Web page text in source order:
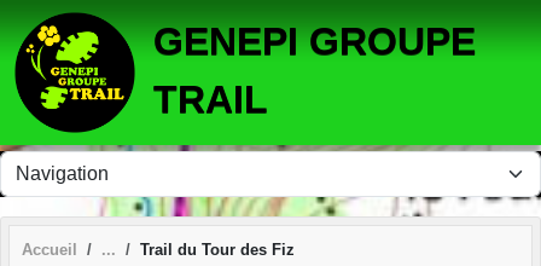
GENEPI GROUPE
TRAIL
Accueil Trail du Tour des Fiz
Panneau de gestion des cookies